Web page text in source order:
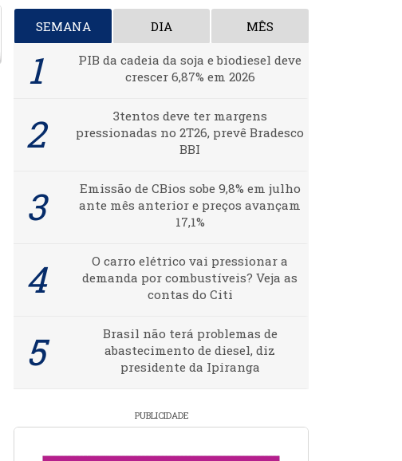
SEMANA DIA MÊS
PIB da cadeia da soja e biodiesel deve
crescer 6,87% em 2026
3tentos deve ter margens
pressionadas no 2T26, prevê Bradesco
BBI
Emissão de CBios sobe 9,8% em julho
ante mês anterior e preços avançam
17,1%
O carro elétrico vai pressionar a
demanda por combustíveis? Veja as
contas do Citi
Brasil não terá problemas de
abastecimento de diesel, diz
presidente da Ipiranga
PUBLICIDADE